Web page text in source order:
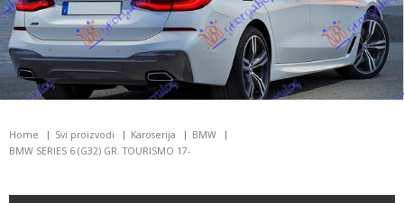
Home Svi proizvodi Karoserija
BMW
BMW SERIES 6 (G32) GR. TOURISMO 17-